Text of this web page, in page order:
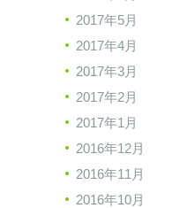
2017年5月
2017年4月
2017年3月
2017年2月
2017年1月
2016年12月
2016年11月
2016年10月